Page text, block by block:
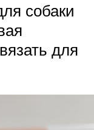
собаки
для